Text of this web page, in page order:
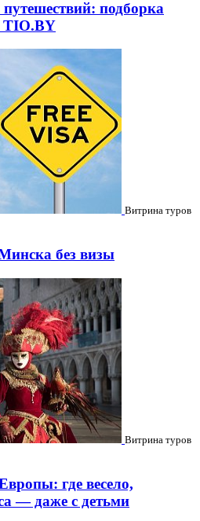
подборка
TIO.BY
Витрина туров
без визы
Витрина туров
где весело,
— даже с детьми